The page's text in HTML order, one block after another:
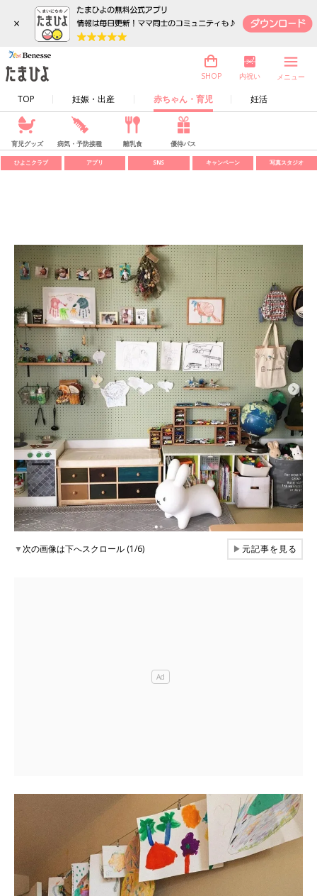
×
TOP 妊娠・出産 赤ちゃん・育児 妊活
SHOP 内祝い メニュー
育児グッズ 病気・予防接種 離乳食 優待パス
ひよこクラブ アプリ SNS キャンペーン 写真スタジオ
▼次の画像は下へスクロール (1/6) ▶元記事を見る